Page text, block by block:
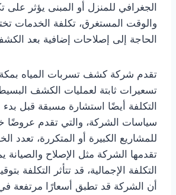
الجغرافي للمنزل أو المبنى يؤثر على
والوقت المستغرق، تكلفة الخدمات
الحاجة إلى إصلاحات إضافية بعد
تقدم شركة كشف تسربات المياه
تسعيرات ثابتة لعمليات الكشف
التكلفة أيضًا استشارة مسبقة قبل
سياسات الشركة، والتي تقدم
للمشاريع الكبيرة أو المتكررة، تعدد
تقدمها الشركة مثل الإصلاح
التكلفة الإجمالية، قد تتأثر التكلفة
أن الشركة قد تطبق أسعارًا مرتفعة